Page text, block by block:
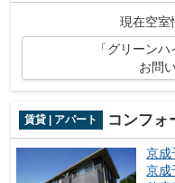
現在空室
「グリーン
お問
賃貸 | アパート コンフォ
京成
京成